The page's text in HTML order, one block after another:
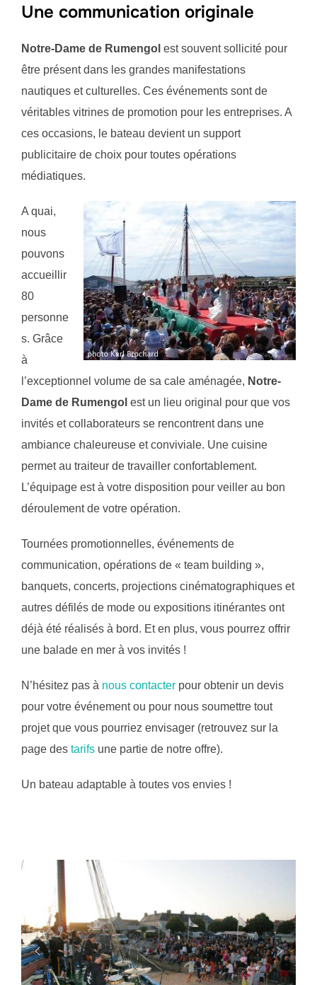
Une communication originale
Notre-Dame de Rumengol est souvent sollicité pour
être présent dans les grandes manifestations
nautiques et culturelles. Ces événements sont de
véritables vitrines de promotion pour les entreprises. A
ces occasions, le bateau devient un support
publicitaire de choix pour toutes opérations
médiatiques.
A quai,
nous
pouvons
accueillir
80
personne
s. Grâce
à
l’exceptionnel volume de sa cale aménagée, Notre-
Dame de Rumengol est un lieu original pour que vos
invités et collaborateurs se rencontrent dans une
ambiance chaleureuse et conviviale. Une cuisine
permet au traiteur de travailler confortablement.
L’équipage est à votre disposition pour veiller au bon
déroulement de votre opération.
Tournées promotionnelles, événements de
communication, opérations de « team building »,
banquets, concerts, projections cinématographiques et
autres défilés de mode ou expositions itinérantes ont
déjà été réalisés à bord. Et en plus, vous pourrez offrir
une balade en mer à vos invités !
N’hésitez pas à nous contacter pour obtenir un devis
pour votre événement ou pour nous soumettre tout
projet que vous pourriez envisager (retrouvez sur la
page des tarifs une partie de notre offre).
Un bateau adaptable à toutes vos envies !